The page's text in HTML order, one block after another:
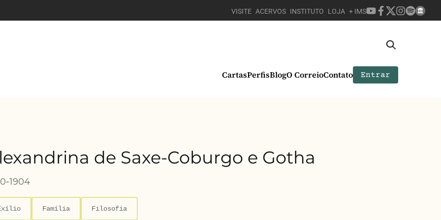
VISITE ACERVOS INSTITUTO LOJA + IMS
CartasPerfisBlogO CorreioContato Entrar
de Saxe-Coburgo e Gotha
-1904
Família Filosofia